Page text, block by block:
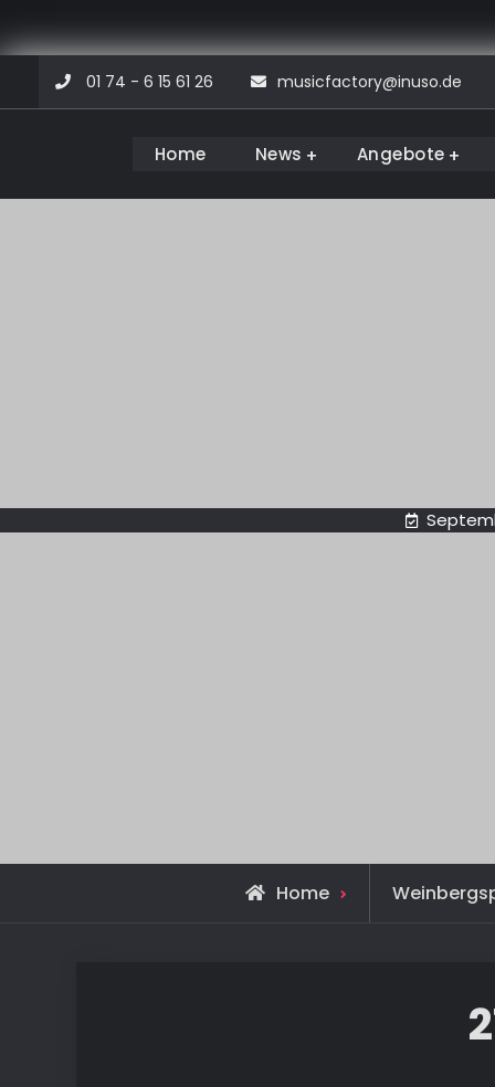
content
01 74 - 6 15 61 26 musicfactory@inuso.de
Musicfactory
Home News Angebote
Home